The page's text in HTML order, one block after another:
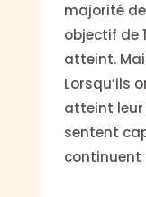
majorité
objectif de
atteint.
Lorsqu’ils
atteint leur
sentent
continuent